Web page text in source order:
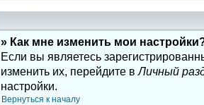
» Как мне изменить мои
Если вы являетесь
изменить их, перейдите вЛичный
настройки.
Вернуться к началу